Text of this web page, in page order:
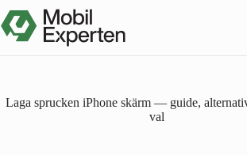
till
innehåll
Laga sprucken iPhone skärm — guide,
val